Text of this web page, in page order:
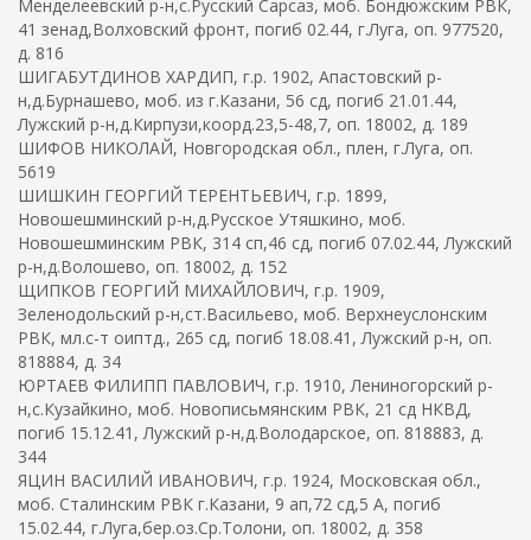
Менделеевский р-н,с.Русский Сарсаз, моб. Бондюжским РВК,
41 зенад,Волховский фронт, погиб 02.44, г.Луга, оп. 977520,
д. 816
ШИГАБУТДИНОВ ХАРДИП, г.р. 1902, Апастовский р-
н,д.Бурнашево, моб. из г.Казани, 56 сд, погиб 21.01.44,
Лужский р-н,д.Кирпузи,коорд.23,5-48,7, оп. 18002, д. 189
ШИФОВ НИКОЛАЙ, Новгородская обл., плен, г.Луга, оп.
5619
ШИШКИН ГЕОРГИЙ ТЕРЕНТЬЕВИЧ, г.р. 1899,
Новошешминский р-н,д.Русское Утяшкино, моб.
Новошешминским РВК, 314 сп,46 сд, погиб 07.02.44, Лужский
р-н,д.Волошево, оп. 18002, д. 152
ЩИПКОВ ГЕОРГИЙ МИХАЙЛОВИЧ, г.р. 1909,
Зеленодольский р-н,ст.Васильево, моб. Верхнеуслонским
РВК, мл.с-т оиптд., 265 сд, погиб 18.08.41, Лужский р-н, оп.
818884, д. 34
ЮРТАЕВ ФИЛИПП ПАВЛОВИЧ, г.р. 1910, Лениногорский р-
н,с.Кузайкино, моб. Новописьмянским РВК, 21 сд НКВД,
погиб 15.12.41, Лужский р-н,д.Володарское, оп. 818883, д.
344
ЯЦИН ВАСИЛИЙ ИВАНОВИЧ, г.р. 1924, Московская обл.,
моб. Сталинским РВК г.Казани, 9 ап,72 сд,5 А, погиб
15.02.44, г.Луга,бер.оз.Ср.Толони, оп. 18002, д. 358